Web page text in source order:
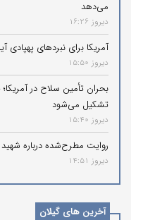
می‌دهد
دیروز 16:26
آمریکا برای نبردهای پهپادی
دیروز 15:50
بحران تأمین سلاح در
تشکیل می‌شود
دیروز 15:40
روایت مطرح‌شده درباره
دیروز 14:51
آخرین های گیلان